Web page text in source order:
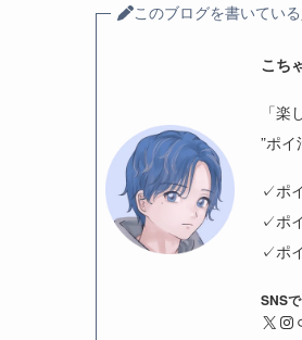
このブログを書いてい
こち
「
”ポ
✓ポ
✓ポ
✓ポ
SNS
X Instagram